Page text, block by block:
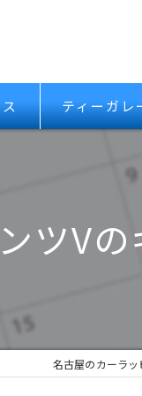
ティーガレ
ツV
名古屋のカーラ